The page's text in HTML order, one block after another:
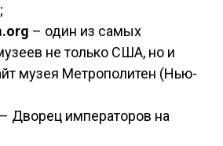
– один из самых
не только США, но и
музея Метрополитен (Нью-
– Дворец императоров на